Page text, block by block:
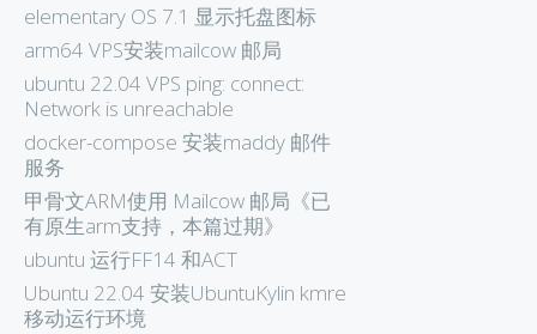
elementary OS 7.1 显示托盘图标
arm64 VPS安装mailcow 邮局
ubuntu 22.04 VPS ping: connect:
Network is unreachable
docker-compose 安装maddy 邮件
服务
甲骨文ARM使用 Mailcow 邮局《已
有原生arm支持，本篇过期》
ubuntu 运行FF14 和ACT
Ubuntu 22.04 安装UbuntuKylin kmre
移动运行环境